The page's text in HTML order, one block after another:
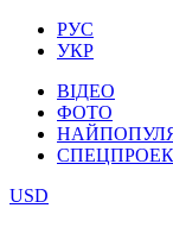
РУС
УКР
ВІДЕО
ФОТО
USD